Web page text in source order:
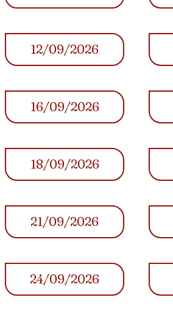
12/09/2026
16/09/2026
18/09/2026
21/09/2026
24/09/2026